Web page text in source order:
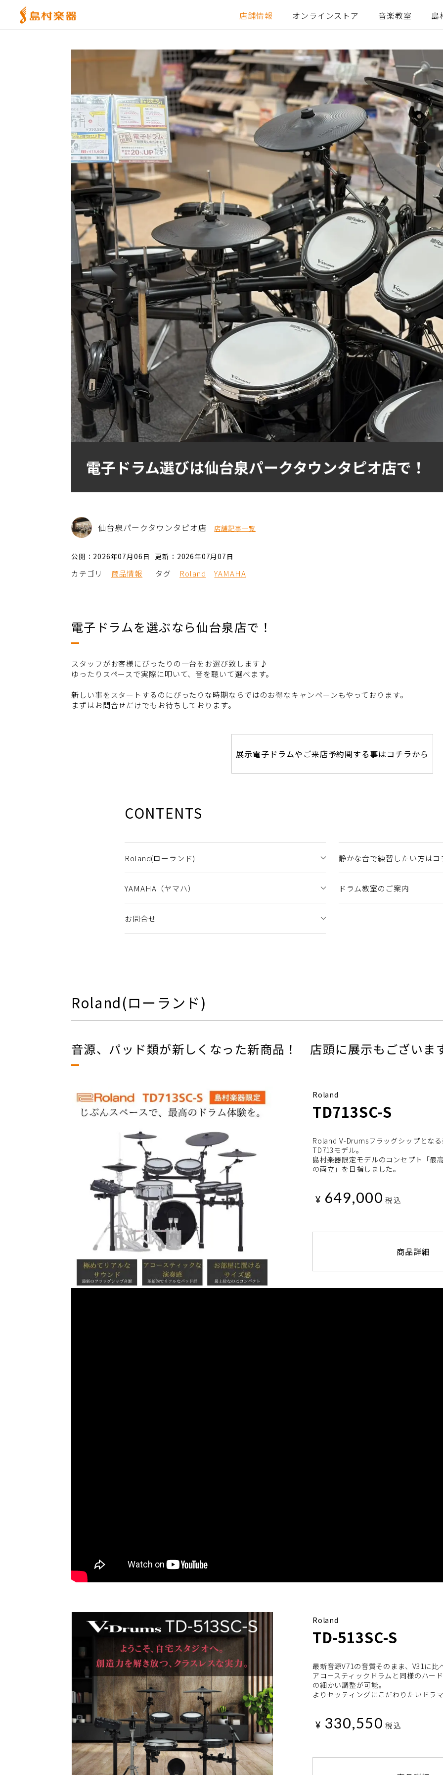
店舗情報 オンラインストア 音楽教室 島
電子ドラム選びは仙台泉パークタウンタピオ店で！
仙台泉パークタウンタピオ店 店舗記事一覧
公開：2026年07月06日 更新：2026年07月07日
カテゴリ 商品情報 タグ Roland YAMAHA
電子ドラムを選ぶなら仙台泉店で！
スタッフがお客様にぴったりの一台をお選び致します♪
ゆったりスペースで実際に叩いて、音を聴いて選べます。
新しい事をスタートするのにぴったりな時期ならではのお得なキャンペーンもやっております。
まずはお問合せだけでもお待ちしております。
展示電子ドラムやご来店予約関する事はコチラから
CONTENTS
Roland(ローランド) 静かな音で練習したい方はコ
YAMAHA（ヤマハ） ドラム教室のご案内
お問合せ
Roland(ローランド)
音源、パッド類が新しくなった新商品！ 店頭に展示もございま
Roland
TD713SC-S
Roland V-Drumsフラッグシップとな
TD713モデル。
島村楽器限定モデルのコンセプト「最
の両立」を目指しました。
¥ 649,000 税込
商品詳細
Roland
TD-513SC-S
最新音源V71の音質そのまま、V31に
アコースティックドラムと同様のハー
の細かい調整が可能。
よりセッティングにこだわりたいドラ
¥ 330,550 税込